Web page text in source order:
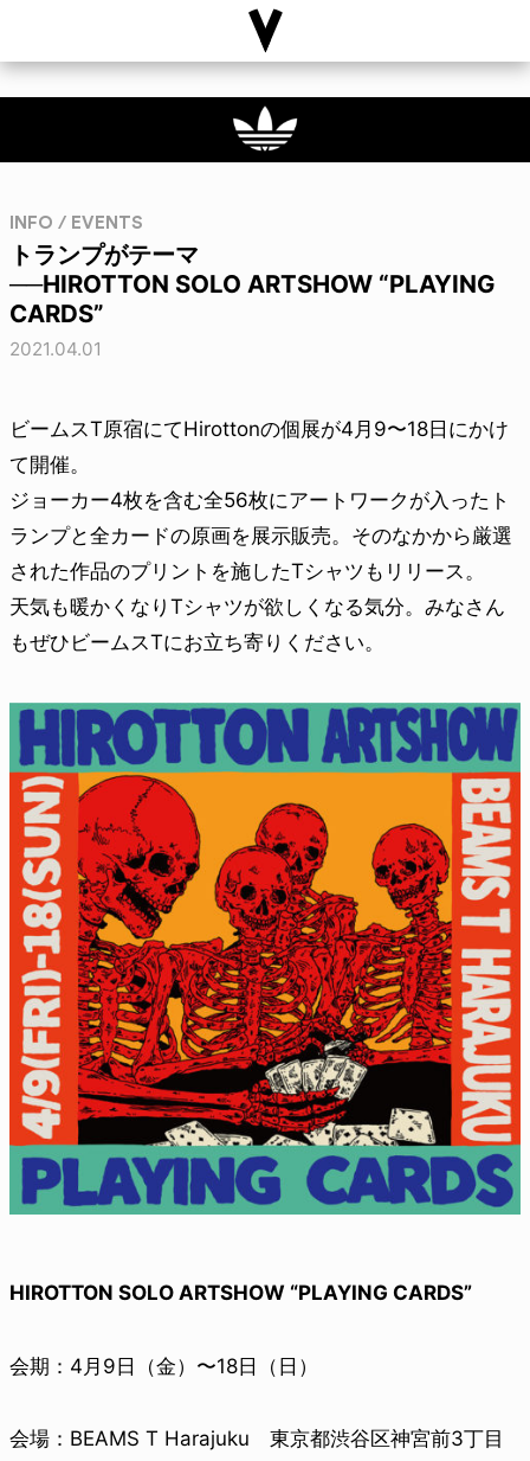
INFO / EVENTS
トランプがテーマ
──HIROTTON SOLO ARTSHOW “PLAYING
CARDS”
2021.04.01
ビームスT原宿にてHirottonの個展が4月9〜18日にかけ
て開催。
ジョーカー4枚を含む全56枚にアートワークが入ったト
ランプと全カードの原画を展示販売。そのなかから厳選
された作品のプリントを施したTシャツもリリース。
天気も暖かくなりTシャツが欲しくなる気分。みなさん
もぜひビームスTにお立ち寄りください。
HIROTTON SOLO ARTSHOW “PLAYING CARDS”
会期：4月9日（金）〜18日（日）
会場：BEAMS T Harajuku 東京都渋谷区神宮前3丁目